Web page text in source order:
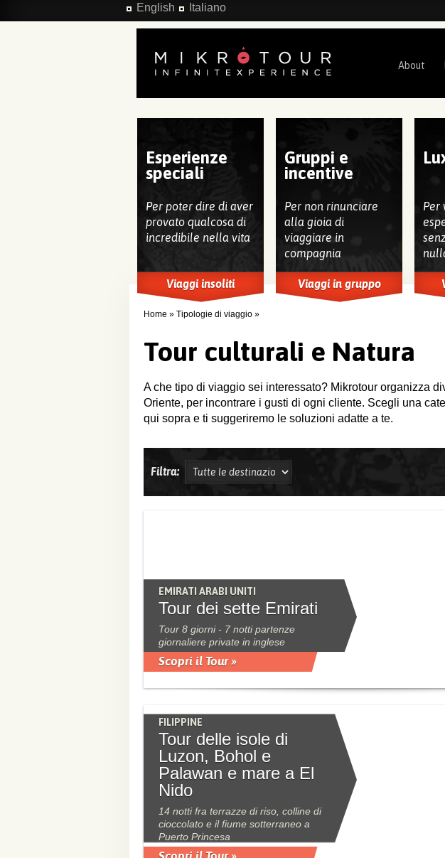
Salta al contenuto principaleEnglish Italiano
About
Home » Tipologie di viaggio »
Esperienze
speciali
Per poter dire di aver
provato qualcosa di
incredibile nella vita
Viaggi insoliti
Gruppi e
incentive
Per non rinunciare
alla gioia di
viaggiare in
compagnia
Viaggi in gruppo
Per
Tour culturali e Natura
A che tipo di viaggio sei interessato? Mikrotour organizza
Oriente, per incontrare i gusti di ogni cliente. Scegli una
qui sopra e ti suggeriremo le soluzioni adatte a te.
Filtra:
EMIRATI ARABI UNITI
Tour dei sette Emirati
Tour 8 giorni - 7 notti partenze
giornaliere private in inglese
Scopri il Tour »
FILIPPINE
Tour delle isole di
Luzon, Bohol e
Palawan e mare a El
Nido
14 notti fra terrazze di riso, colline di
cioccolato e il fiume sotterraneo a
Puerto Princesa